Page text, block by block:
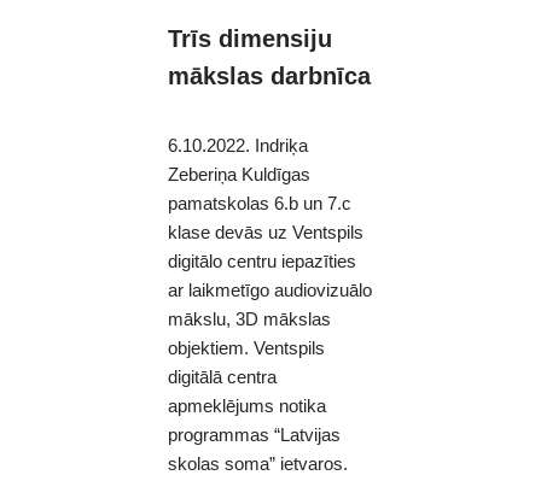
Trīs dimensiju
mākslas darbnīca
6.10.2022. Indriķa
Zeberiņa Kuldīgas
pamatskolas 6.b un 7.c
klase devās uz Ventspils
digitālo centru iepazīties
ar laikmetīgo audiovizuālo
mākslu, 3D mākslas
objektiem. Ventspils
digitālā centra
apmeklējums notika
programmas “Latvijas
skolas soma” ietvaros.